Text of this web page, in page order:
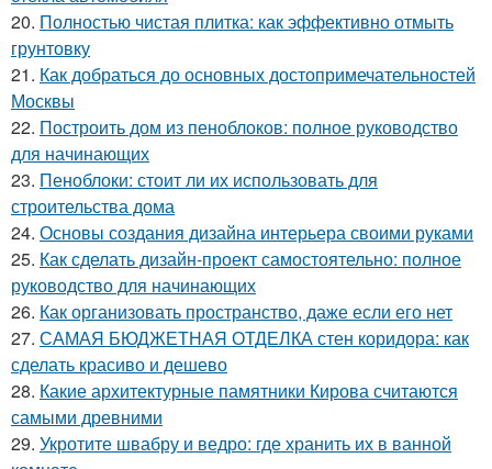
20. Полностью чистая плитка: как эффективно отмыть
грунтовку
21. Как добраться до основных достопримечательностей
Москвы
22. Построить дом из пеноблоков: полное руководство
для начинающих
23. Пеноблоки: стоит ли их использовать для
строительства дома
24. Основы создания дизайна интерьера своими руками
25. Как сделать дизайн-проект самостоятельно: полное
руководство для начинающих
26. Как организовать пространство, даже если его нет
27. САМАЯ БЮДЖЕТНАЯ ОТДЕЛКА стен коридора: как
сделать красиво и дешево
28. Какие архитектурные памятники Кирова считаются
самыми древними
29. Укротите швабру и ведро: где хранить их в ванной